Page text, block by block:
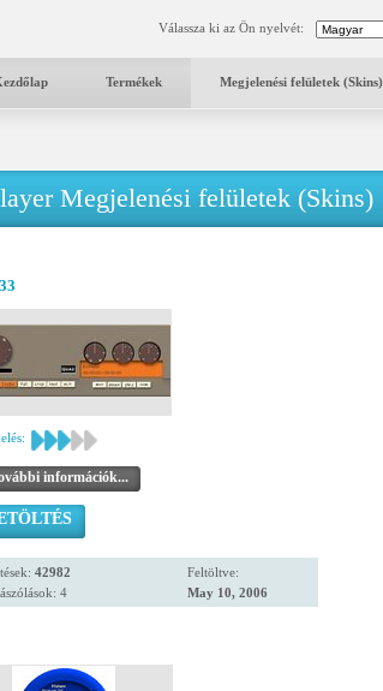
Válassza ki az Ön nyelvét:
Termékek Megjelenési felületek (Skins)
Megjelenési felületek (Skins)
információk...
42982
4
Feltöltve:
May 10, 2006